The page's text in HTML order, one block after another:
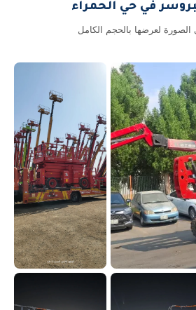
في حي الحمراء
لعرضها بالحجم الكامل